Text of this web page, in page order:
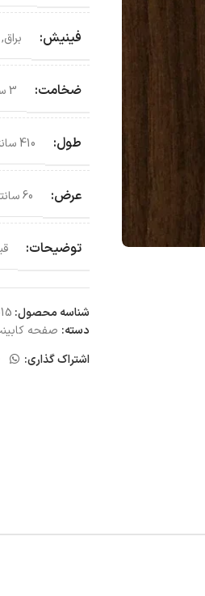
فینیش: براق,
ضخامت: 3 سانتی متر
طول: 410 سانتی متر
عرض: 60 سانتی متر
توضیحات:
شناسه محصول:
دسته: صفحه
اشتراک گذاری: